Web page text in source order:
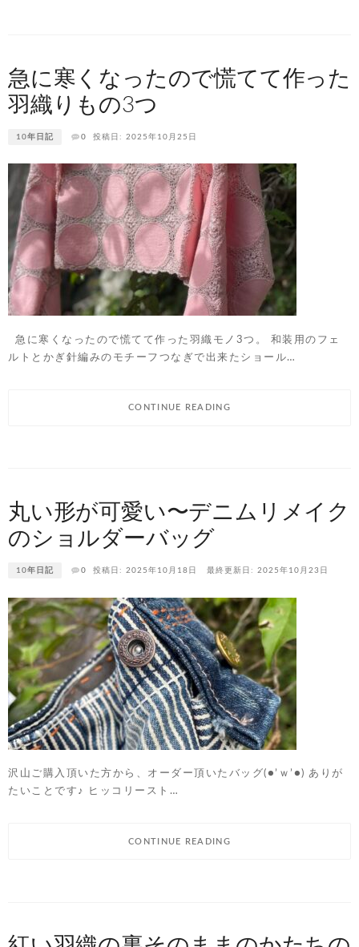
急に寒くなったので慌てて作った
羽織りもの3つ
10年日記 0 投稿日: 2025年10月25日
急に寒くなったので慌てて作った羽織モノ3つ。 和装用のフェ
ルトとかぎ針編みのモチーフつなぎで出来たショール…
CONTINUE READING
丸い形が可愛い〜デニムリメイク
のショルダーバッグ
10年日記 0 投稿日: 2025年10月18日 最終更新日: 2025年10月23日
沢山ご購入頂いた方から、オーダー頂いたバッグ(●’ｗ’●) ありが
たいことです♪ ヒッコリースト…
CONTINUE READING